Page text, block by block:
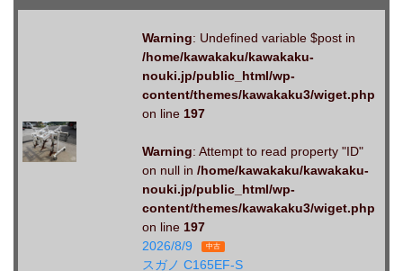
Warning: Undefined variable $post in
/home/kawakaku/kawakaku-
nouki.jp/public_html/wp-
content/themes/kawakaku3/wiget.php
on line 197
Warning: Attempt to read property "ID"
on null in /home/kawakaku/kawakaku-
nouki.jp/public_html/wp-
content/themes/kawakaku3/wiget.php
on line 197
2026/8/9
中古
スガノ C165EF-S